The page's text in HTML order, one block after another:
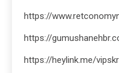
https://
https://
https://heylink.me/